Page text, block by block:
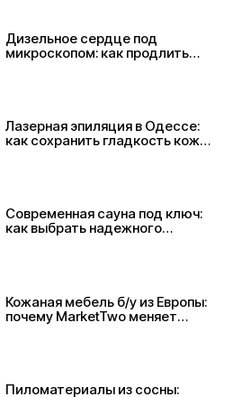
Дизельное сердце под
микроскопом: как продлить
Лазерная эпиляция в Одессе:
как сохранить гладкость кожи
Современная сауна под ключ:
как выбрать надежного
Кожаная мебель б/у из Европы:
почему MarketTwo меняет
Пиломатериалы из сосны: